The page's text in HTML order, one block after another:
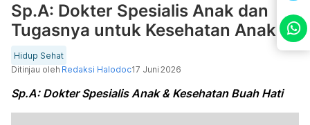
Sp.A: Dokter Spesialis Anak dan
Tugasnya untuk Kesehatan Anak
Hidup Sehat
Ditinjau oleh Redaksi Halodoc17 Juni 2026
Sp.A: Dokter Spesialis Anak & Kesehatan Buah Hati